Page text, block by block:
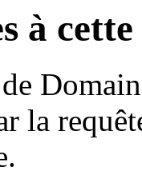
à
la